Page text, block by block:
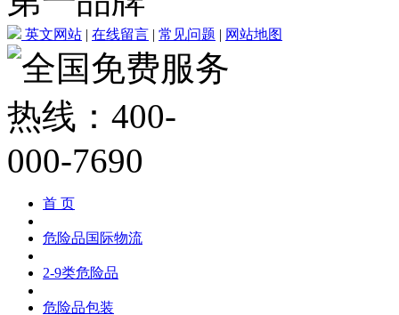
英文网站 | 在线留言 | 常见问题 | 网站地图
首 页
危险品国际物流
2-9类危险品
危险品包装